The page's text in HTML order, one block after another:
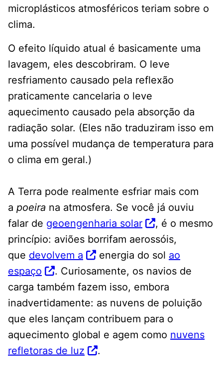
microplásticos atmosféricos teriam sobre o
clima.
O efeito líquido atual é basicamente uma
lavagem, eles descobriram. O leve
resfriamento causado pela reflexão
praticamente cancelaria o leve
aquecimento causado pela absorção da
radiação solar. (Eles não traduziram isso em
uma possível mudança de temperatura para
o clima em geral.)
A Terra pode realmente esfriar mais com
a poeira na atmosfera. Se você já ouviu
falar de geoengenharia solar
, é o mesmo
princípio: aviões borrifam aerossóis,
que devolvem a energia do sol ao
espaço
. Curiosamente, os navios de
carga também fazem isso, embora
inadvertidamente: as nuvens de poluição
que eles lançam contribuem para o
aquecimento global e agem como nuvens
refletoras de luz
.